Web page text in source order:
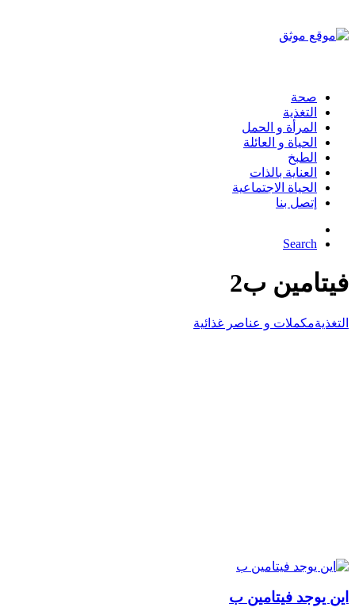
صحة
التغذية
المرأة و الحمل
الحياة و العائلة
الطبخ
العناية بالذات
الحياة الاجتماعية
إتصل بنا
Search
فيتامين ب2
التغذيةمكملات و عناصر غذائية
اين يوجد فيتامين ب